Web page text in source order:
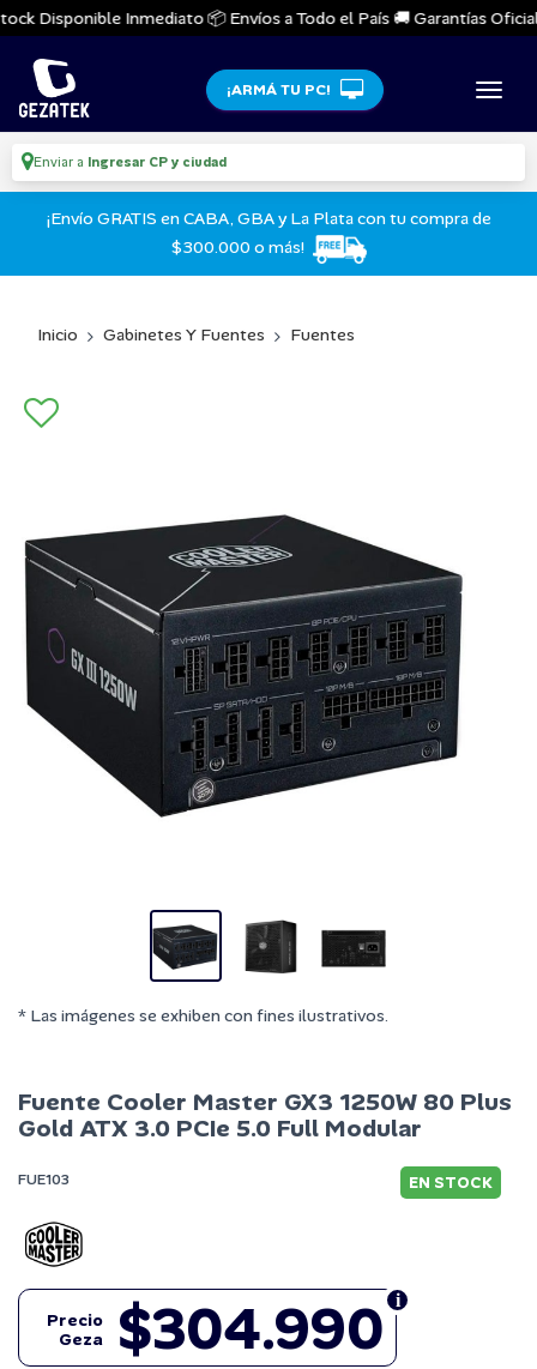
Disponible Inmediato 📦 Envíos a Todo el País 🚚 Garantías
¡ARMÁ TU PC!
Enviar a Ingresar CP y ciudad
¡Envío GRATIS en CABA, GBA y La Plata con tu compra de
$300.000 o más!
Inicio Gabinetes Y Fuentes Fuentes
* Las imágenes se exhiben con fines ilustrativos.
Fuente Cooler Master GX3 1250W 80 Plus
Gold ATX 3.0 PCIe 5.0 Full Modular
FUE103 EN STOCK
$304.990
Precio
Geza